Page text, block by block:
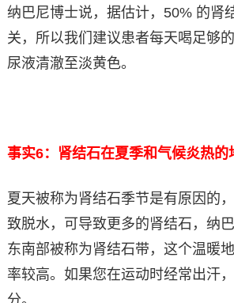
纳巴尼博士说，据估计，50% 的肾
关，所以我们建议患者每天喝足够
尿液清澈至淡黄色。
事实6：肾结石在夏季和气候炎热的
夏天被称为肾结石季节是有原因的
致脱水，可导致更多的肾结石，纳
东南部被称为肾结石带，这个温暖
率较高。如果您在运动时经常出汗